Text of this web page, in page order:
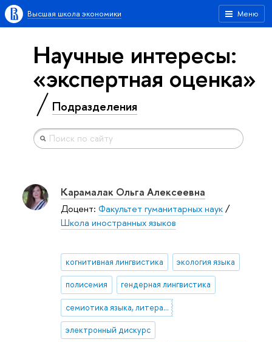
Меню
Высшая школа экономики
Научные интересы:
«экспертная оценка»
Подразделения
Карамалак Ольга Алексеевна
Доцент: Факультет гуманитарных наук/
Школа иностранных языков
когнитивная лингвистика экология языка
полисемия гендерная лингвистика
семиотика языка, литературы и искусства
электронный дискурс